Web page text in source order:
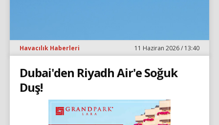
Havacılık Haberleri 11 Haziran 2026 / 13:40
Dubai'den Riyadh Air'e Soğuk
Duş!